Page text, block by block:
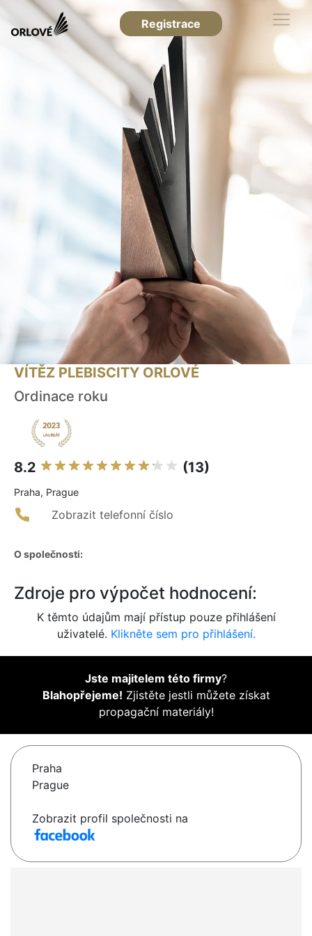
Registrace
VÍTĚZ PLEBISCITY ORLOVÉ
Ordinace roku
8.2 (13)
Praha, Prague
Zobrazit telefonní číslo
O společnosti:
Zdroje pro výpočet hodnocení:
K těmto údajům mají přístup pouze přihlášení
uživatelé. Klikněte sem pro přihlášení.
Jste majitelem této firmy?
Blahopřejeme! Zjistěte jestli můžete získat
propagační materiály!
Praha
Prague
Zobrazit profil společnosti na